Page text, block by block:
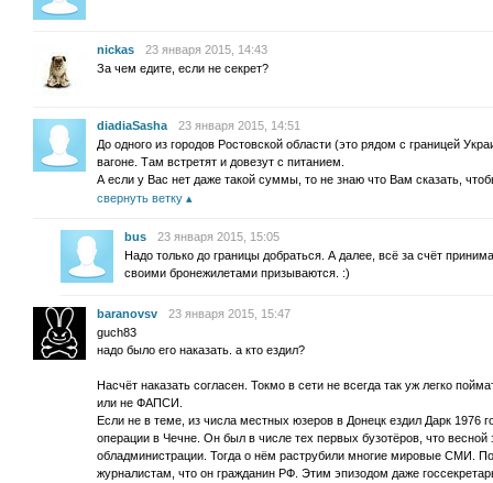
nickas
23 января 2015, 14:43
За чем едите, если не секрет?
diadiaSasha
23 января 2015, 14:51
До одного из городов Ростовской области (это рядом с границей
вагоне. Там встретят и довезут с питанием.
А если у Вас нет даже такой суммы, то не знаю что Вам сказать,
свернуть ветку
bus
23 января 2015, 15:05
Надо только до границы добраться. А далее, всё за счёт
своими бронежилетами призываются. :)
baranovsv
23 января 2015, 15:47
guch83
надо было его наказать. а кто ездил?
Насчёт наказать согласен. Токмо в сети не всегда так уж легко
или не ФАПСИ.
Если не в теме, из числа местных юзеров в Донецк ездил Дарк 1976
операции в Чечне. Он был в числе тех первых бузотёров, что весной
обладминистрации. Тогда о нём раструбили многие мировые СМИ.
журналистам, что он гражданин РФ. Этим эпизодом даже